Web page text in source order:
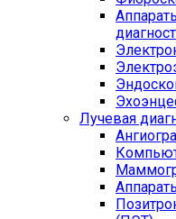
Лучевая